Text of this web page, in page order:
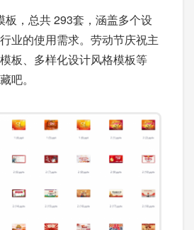
板，总共 293套，涵盖多个设
业的使用需求。劳动节庆祝主
板、多样化设计风格模板等
吧。